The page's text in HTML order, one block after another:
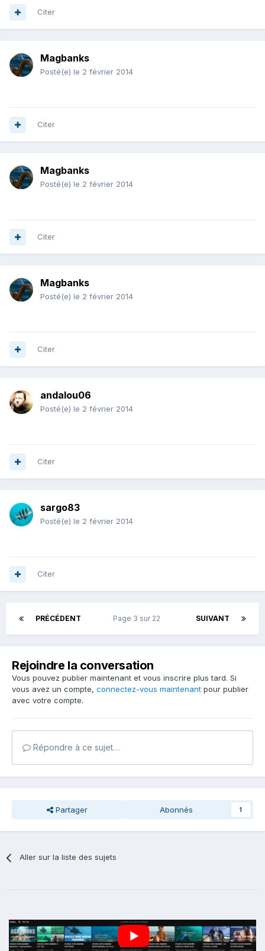
Citer
Magbanks
Posté(e) le 2 février 2014
Citer
Magbanks
Posté(e) le 2 février 2014
Citer
Magbanks
Posté(e) le 2 février 2014
Citer
andalou06
Posté(e) le 2 février 2014
Citer
sargo83
Posté(e) le 2 février 2014
Citer
PRÉCÉDENT SUIVANT
Page 3 sur 22
Rejoindre la conversation
Vous pouvez publier maintenant et vous inscrire plus tard. Si
vous avez un compte, connectez-vous maintenant pour publier
avec votre compte.
Répondre à ce sujet…
Partager Abonnés 1
Aller sur la liste des sujets